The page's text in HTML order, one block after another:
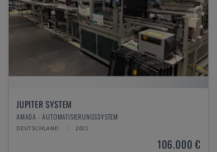
JUPITER SYSTEM
AMADA - AUTOMATISIERUNGSSYSTEM
DEUTSCHLAND 2021
106.000 €